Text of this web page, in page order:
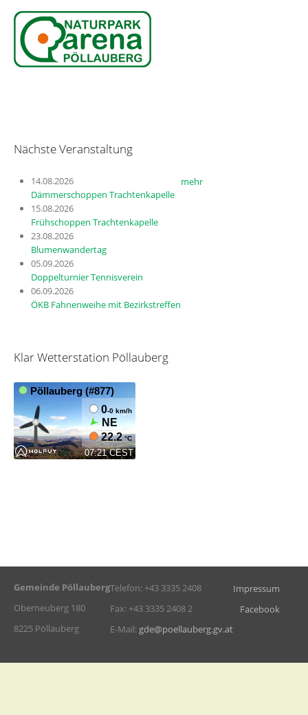
Nächste Veranstaltung
14.08.2026
Dämmerschoppen Trachtenkapelle
15.08.2026
Frühschoppen Trachtenkapelle
23.08.2026
Blumenwandertag
05.09.2026
Doppelturnier Tennisverein
06.09.2026
ÖKB Fahnenweihe mit Bezirkstreffen
mehr
Klar Wetterstation Pöllauberg
Gemeinde Pöllauberg
Oberneuberg 180
8225 Pöllauberg
Telefon: +43 3335 2408
Fax: +43 3335 2408 2
E-Mail: gde@poellauberg.gv.at
Impressum
Facebook